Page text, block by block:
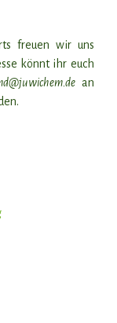
freuen wir uns
könnt ihr euch
an